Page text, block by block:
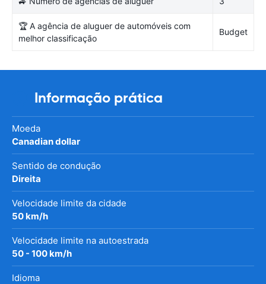
🏆 A agência de aluguer de automóveis com
melhor classificação
Budget
Informação prática
Moeda
Canadian dollar
Sentido de condução
Direita
Velocidade limite da cidade
50 km/h
Velocidade limite na autoestrada
50 - 100 km/h
Idioma